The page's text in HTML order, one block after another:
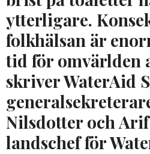
ytterligare. K
folkhälsan är
tid för omvärlden
skriver WaterAid
Nilsdotter och
landschef för